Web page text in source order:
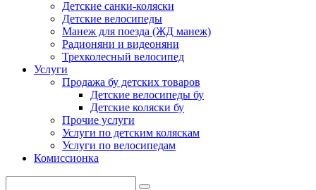
Детские санки-коляски
Детские велосипеды
Манеж для поезда (ЖД манеж)
Радионяни и видеоняни
Трехколесный велосипед
Услуги
Продажа бу детских товаров
Детские велосипеды бу
Детские коляски бу
Прочие услуги
Услуги по детским коляскам
Услуги по велосипедам
Комиссионка